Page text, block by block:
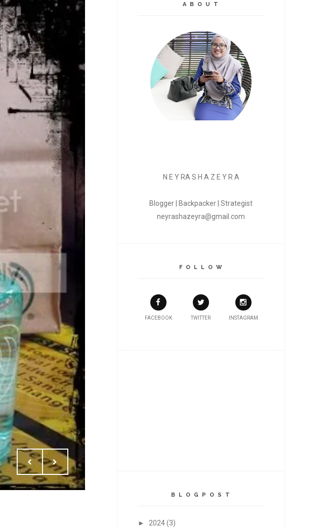
A B O U T
N E Y RA S H A Z E Y R A
Blogger | Backpacker | Strategist
neyrashazeyra@gmail.com
F O L L O W
FACEBOOK TWITTER INSTAGRAM
B L O G P O S T
► 2024(3)